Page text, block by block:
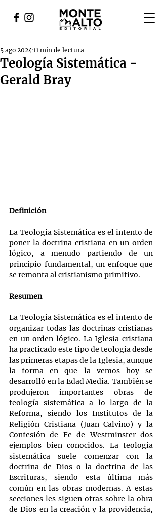
Teología Sistemática -
Gerald Bray
5 ago 202411 min de lectura
Definición
La Teología Sistemática es el intento de
poner la doctrina cristiana en un orden
lógico, a menudo partiendo de un
principio fundamental, un enfoque que
se remonta al cristianismo primitivo.
Resumen
La Teología Sistemática es el intento de
organizar todas las doctrinas cristianas
en un orden lógico. La Iglesia cristiana
ha practicado este tipo de teología desde
las primeras etapas de la Iglesia, aunque
la forma en que la vemos hoy se
desarrolló en la Edad Media. También se
produjeron importantes obras de
teología sistemática a lo largo de la
Reforma, siendo los Institutos de la
Religión Cristiana (Juan Calvino) y la
Confesión de Fe de Westminster dos
ejemplos bien conocidos. La teología
sistemática suele comenzar con la
doctrina de Dios o la doctrina de las
Escrituras, siendo esta última más
común en las obras modernas. A estas
secciones les siguen otras sobre la obra
de Dios en la creación y la providencia,